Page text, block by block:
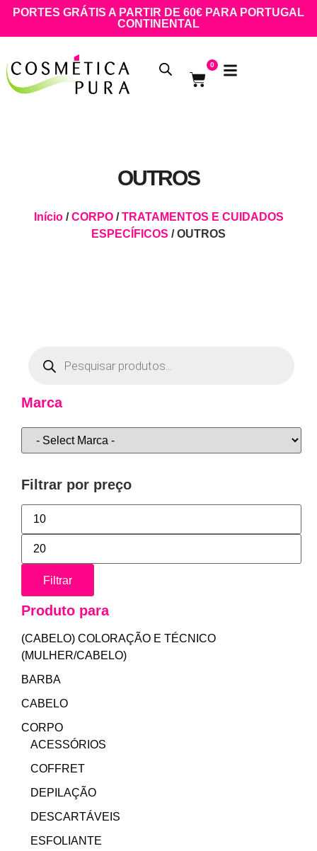
PORTES GRÁTIS A PARTIR DE 60€ PARA PORTUGAL
CONTINENTAL
0
OUTROS
Início/CORPO/TRATAMENTOS E CUIDADOS
ESPECÍFICOS / OUTROS
Marca
Filtrar por preço
Filtrar
Produto para
(CABELO) COLORAÇÃO E TÉCNICO
(MULHER/CABELO)
BARBA
CABELO
CORPO
ACESSÓRIOS
COFFRET
DEPILAÇÃO
DESCARTÁVEIS
ESFOLIANTE